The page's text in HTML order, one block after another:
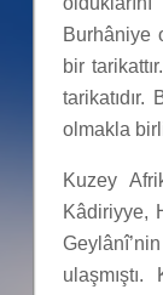
Burhâniye
bir
olmakla
Kuzey
Kâdiriyye,